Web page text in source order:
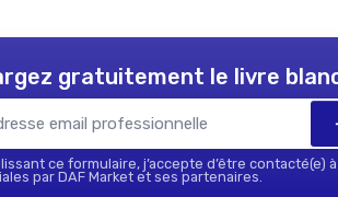
gratuitement le livre
ce formulaire, j’accepte d’être contacté(e)
par DAF Market et ses partenaires.